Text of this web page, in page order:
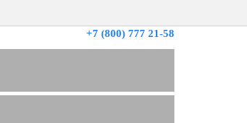
+7 (800) 777 21-58